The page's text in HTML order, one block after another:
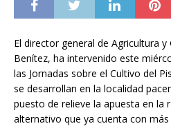
El director general de Agricultura y
Benítez, ha intervenido este
las Jornadas sobre el Cultivo del
se desarrollan en la localidad
puesto de relieve la apuesta en la
alternativo que ya cuenta con